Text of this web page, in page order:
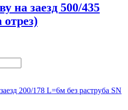
на заезд 500/435